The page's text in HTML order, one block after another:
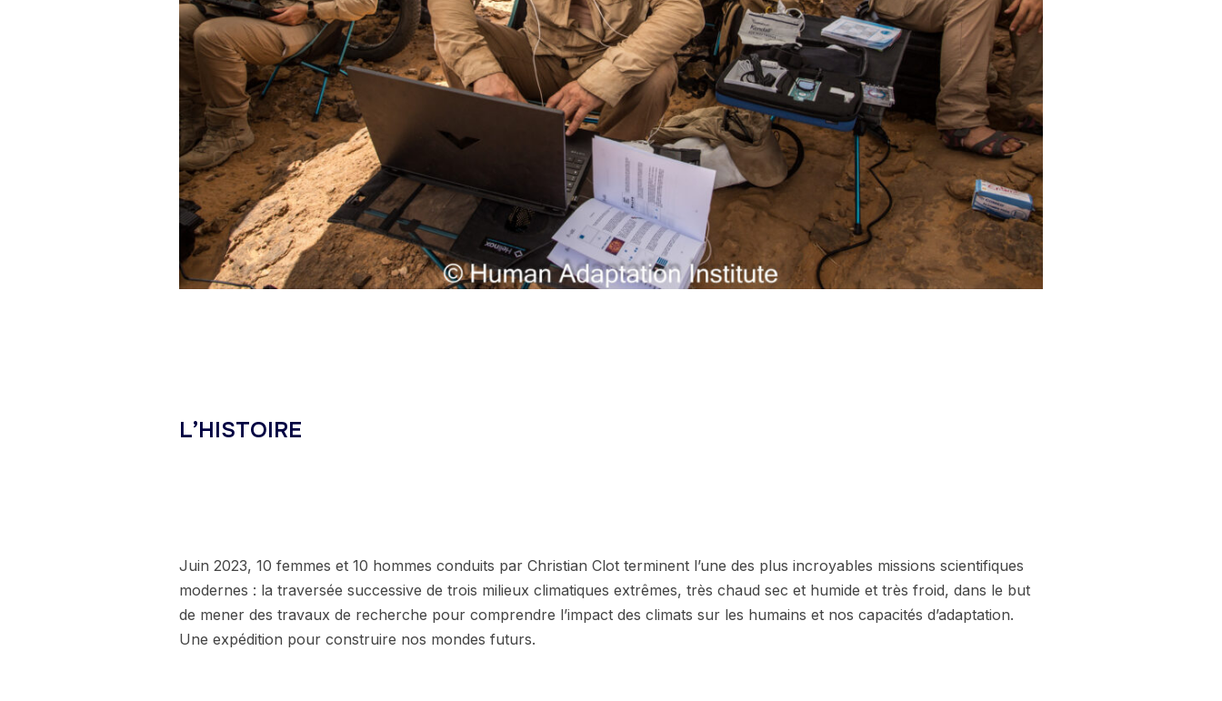
L’HISTOIRE
Juin 2023, 10 femmes et 10 hommes conduits par Christian Clot terminent l’une des plus incroyables missions scientifiques
modernes : la traversée successive de trois milieux climatiques extrêmes, très chaud sec et humide et très froid, dans le but
de mener des travaux de recherche pour comprendre l’impact des climats sur les humains et nos capacités d’adaptation.
Une expédition pour construire nos mondes futurs.